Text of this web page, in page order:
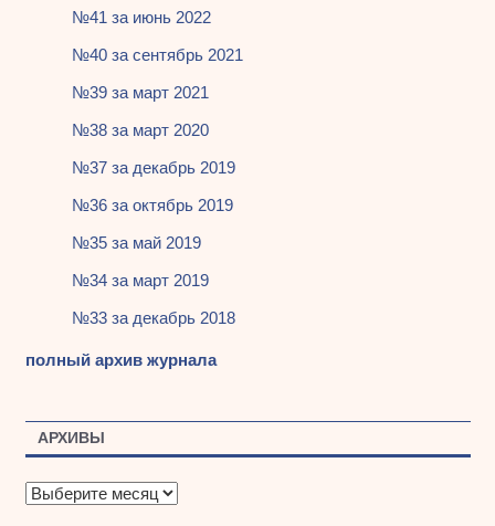
№41 за июнь 2022
№40 за сентябрь 2021
№39 за март 2021
№38 за март 2020
№37 за декабрь 2019
№36 за октябрь 2019
№35 за май 2019
№34 за март 2019
№33 за декабрь 2018
полный архив журнала
АРХИВЫ
А